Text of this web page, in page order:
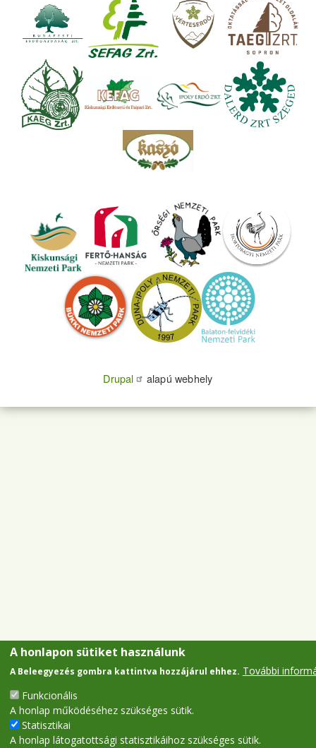
Drupal alapú webhely
A honlapon sütiket használunk
A Beleegyezés gombra kattintva hozzájárul ehhez. További
Funkcionális
A honlap működéséhez szükséges sütik.
Statisztikai
A honlap látogatottsági statisztikáihoz szükséges sütik.